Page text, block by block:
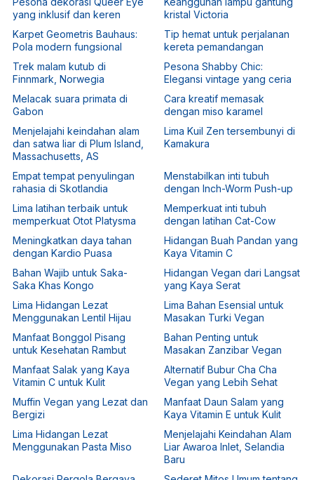
yang inklusif dan keren
kristal Victoria
Karpet Geometris Bauhaus:
Pola modern fungsional
Tip hemat untuk perjalanan
kereta pemandangan
Trek malam kutub di
Finnmark, Norwegia
Pesona Shabby Chic:
Elegansi vintage yang ceria
Melacak suara primata di
Gabon
Cara kreatif memasak
dengan miso karamel
Menjelajahi keindahan alam
dan satwa liar di Plum Island,
Massachusetts, AS
Lima Kuil Zen tersembunyi di
Kamakura
Empat tempat penyulingan
rahasia di Skotlandia
Menstabilkan inti tubuh
dengan Inch-Worm Push-up
Lima latihan terbaik untuk
memperkuat Otot Platysma
Memperkuat inti tubuh
dengan latihan Cat-Cow
Meningkatkan daya tahan
dengan Kardio Puasa
Hidangan Buah Pandan yang
Kaya Vitamin C
Bahan Wajib untuk Saka-
Saka Khas Kongo
Hidangan Vegan dari Langsat
yang Kaya Serat
Lima Hidangan Lezat
Menggunakan Lentil Hijau
Lima Bahan Esensial untuk
Masakan Turki Vegan
Manfaat Bonggol Pisang
untuk Kesehatan Rambut
Bahan Penting untuk
Masakan Zanzibar Vegan
Manfaat Salak yang Kaya
Vitamin C untuk Kulit
Alternatif Bubur Cha Cha
Vegan yang Lebih Sehat
Muffin Vegan yang Lezat dan
Bergizi
Manfaat Daun Salam yang
Kaya Vitamin E untuk Kulit
Lima Hidangan Lezat
Menggunakan Pasta Miso
Menjelajahi Keindahan Alam
Liar Awaroa Inlet, Selandia
Baru